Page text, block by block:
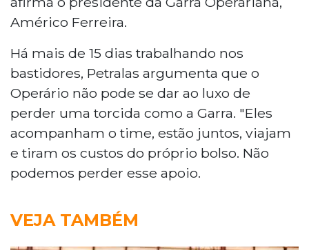
Américo Ferreira.
Há mais de 15 dias trabalhando nos
bastidores, Petralas argumenta que o
Operário não pode se dar ao luxo de
perder uma torcida como a Garra. "Eles
acompanham o time, estão juntos, viajam
e tiram os custos do próprio bolso. Não
podemos perder esse apoio.
VEJA TAMBÉM